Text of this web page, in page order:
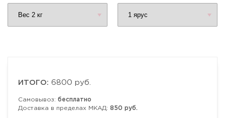
ИТОГО: 6800 руб.
Самовывоз: бесплатно
Доставка в пределах МКАД: 850 руб.